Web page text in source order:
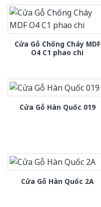
Cửa Gỗ Chống Cháy MDF
O4 C1 phao chi
Cửa Gỗ Hàn Quốc 019
Cửa Gỗ Hàn Quốc 2A